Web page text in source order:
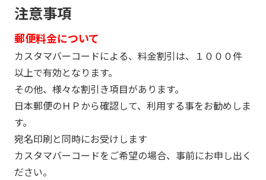
注意事項
郵便料金について
カスタマバーコードによる、料金割引は、１０００件
以上で有効となります。
その他、様々な割引き項目があります。
日本郵便のＨＰから確認して、利用する事をお勧めしま
す。
宛名印刷と同時にお受けします
カスタマバーコードをご希望の場合、事前にお申し出く
ださい。